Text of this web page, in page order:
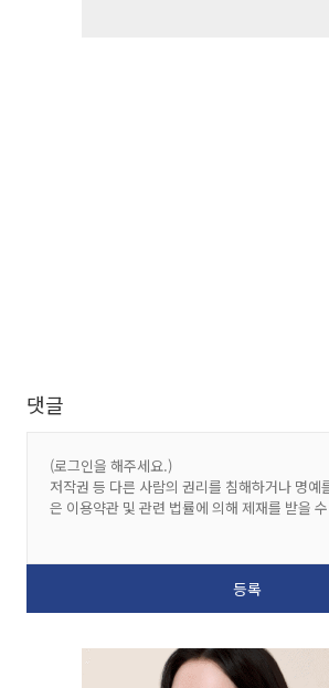
댓글